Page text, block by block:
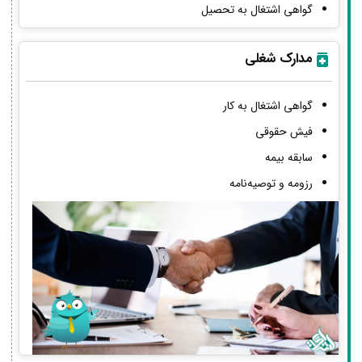
گواهی اشتغال به تحصیل
مدارک شغلی
گواهی اشتغال به کار
فیش حقوقی
سابقه بیمه
رزومه و توصیه‌نامه